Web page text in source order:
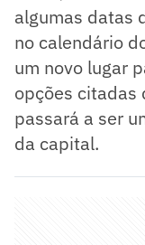
algumas datas
no calendário
um novo lugar
opções citadas
passará a ser
da capital.